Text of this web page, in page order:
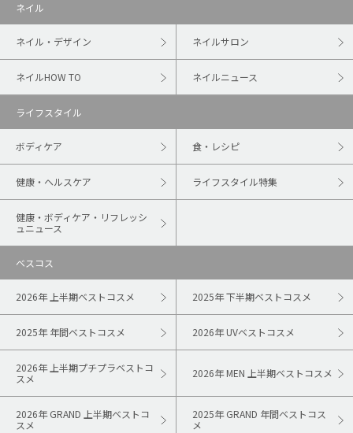
ネイル
ネイル・デザイン ネイルサロン
ネイルHOW TO ネイルニュース
ライフスタイル
ボディケア 食・レシピ
健康・ヘルスケア ライフスタイル特集
健康・ボディケア・リフレッシ
ュニュース
ベスコス
2026年 上半期ベストコスメ 2025年 下半期ベストコスメ
2025年 年間ベストコスメ 2026年 UVベストコスメ
2026年 上半期プチプラベストコ
スメ
2026年 MEN 上半期ベストコスメ
2026年 GRAND 上半期ベストコ
スメ
2025年 GRAND 年間ベストコス
メ